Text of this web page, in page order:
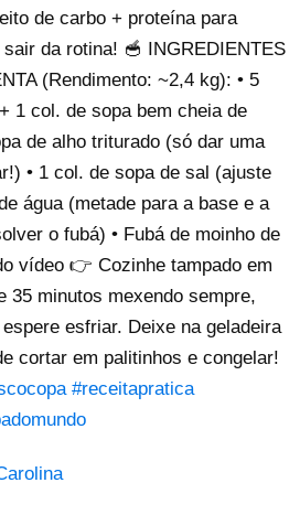
de carbo + proteína para
da rotina! 🥣 INGREDIENTES
(Rendimento: ~2,4 kg): • 5
1 col. de sopa bem cheia de
de alho triturado (só dar uma
• 1 col. de sopa de sal (ajuste
água (metade para a base e a
o fubá) • Fubá de moinho de
vídeo 👉 Cozinhe tampado em
35 minutos mexendo sempre,
esfriar. Deixe na geladeira
cortar em palitinhos e congelar!
#receitapratica